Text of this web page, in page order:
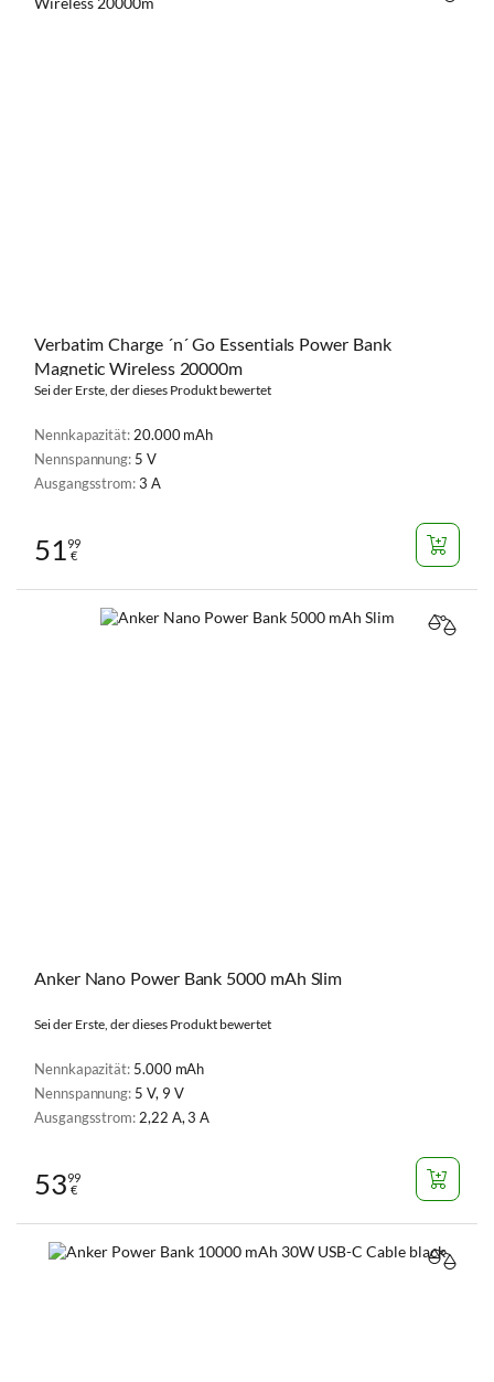
Verbatim Charge ´n´ Go Essentials Power Bank
Magnetic Wireless 20000m
Sei der Erste, der dieses Produkt bewertet
Nennkapazität:20.000 mAh
Nennspannung: 5 V
Ausgangsstrom:3 A
5199
€
Anker Nano Power Bank 5000 mAh Slim
Sei der Erste, der dieses Produkt bewertet
Nennkapazität: 5.000 mAh
Nennspannung: 5 V, 9 V
Ausgangsstrom: 2,22 A, 3 A
5399
€